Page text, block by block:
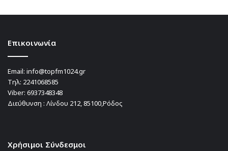
Επικοινωνία
Email: info@topfm1024.gr
Τηλ: 2241068585
Viber: 6937348348
Διεύθυνση : Λίνδου 212, 85100,Ρόδος
Χρήσιμοι Σύνδεσμοι